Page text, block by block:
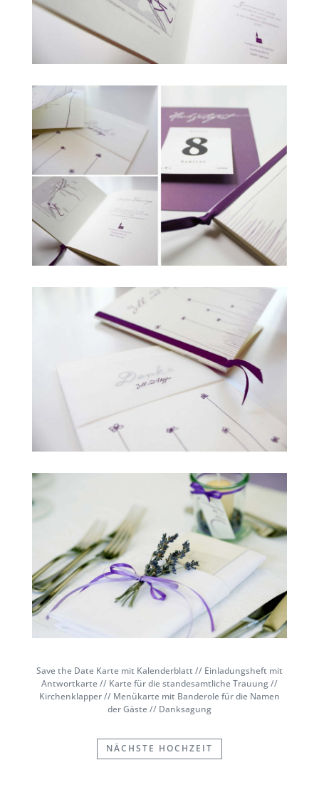
Save the Date Karte mit Kalenderblatt // Einladungsheft mit
Antwortkarte // Karte für die standesamtliche Trauung //
Kirchenklapper // Menükarte mit Banderole für die Namen
der Gäste // Danksagung
NÄCHSTE HOCHZEIT